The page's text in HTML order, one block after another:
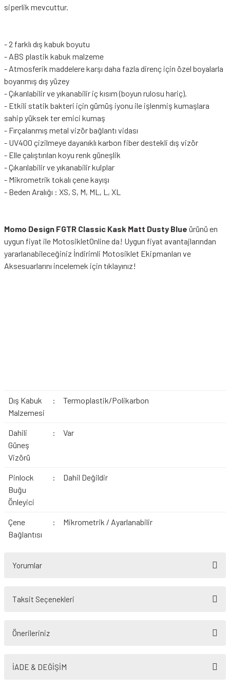
siperlik mevcuttur.
- 2 farklı dış kabuk boyutu
- ABS plastik kabuk malzeme
- Atmosferik maddelere karşı daha fazla direnç için özel boyalarla
boyanmış dış yüzey
- Çıkarılabilir ve yıkanabilir iç kısım (boyun rulosu hariç).
- Etkili statik bakteri için gümüş iyonu ile işlenmiş kumaşlara
sahip yüksek ter emici kumaş
- Fırçalanmış metal vizör bağlantı vidası
- UV400 çizilmeye dayanıklı karbon fiber destekli dış vizör
- Elle çalıştırılan koyu renk güneşlik
- Çıkarılabilir ve yıkanabilir kulplar
- Mikrometrik tokalı çene kayışı
- Beden Aralığı : XS, S, M, ML, L, XL
Momo Design FGTR Classic Kask Matt Dusty Blue ürünü en
uygun fiyat ile MotosikletOnline da! Uygun fiyat avantajlarından
yararlanabileceğiniz İndirimli Motosiklet Ekipmanları ve
Aksesuarlarını incelemek için tıklayınız!
Dış Kabuk
Malzemesi
: Termoplastik/Polikarbon
Dahili
Güneş
Vizörü
: Var
Pinlock
Buğu
Önleyici
: Dahil Değildir
Çene
Bağlantısı
: Mikrometrik / Ayarlanabilir
Yorumlar
Taksit Seçenekleri
Önerileriniz
yetersiz gördüğünüz noktaları öneri formunu kullanarak tarafımıza
İADE & DEĞİŞİM